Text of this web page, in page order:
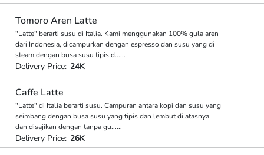
Tomoro Aren Latte
"Latte" berarti susu di Italia. Kami menggunakan 100% gula aren
dari Indonesia, dicampurkan dengan espresso dan susu yang di
steam dengan busa susu tipis d......
Delivery Price: 24K
Caffe Latte
"Latte" di Italia berarti susu. Campuran antara kopi dan susu yang
seimbang dengan busa susu yang tipis dan lembut di atasnya
dan disajikan dengan tanpa gu......
Delivery Price: 26K